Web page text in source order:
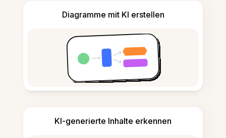
Diagramme mit KI erstellen
KI-generierte Inhalte erkennen